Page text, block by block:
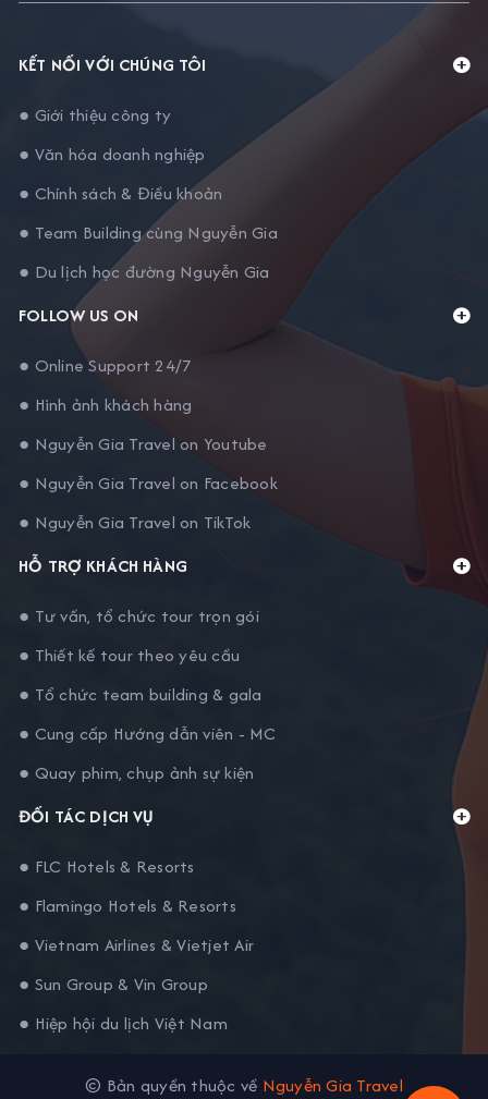
KẾT NỐI VỚI CHÚNG TÔI
● Giới thiệu công ty
● Văn hóa doanh nghiệp
● Chính sách & Điều khoản
● Team Building cùng Nguyễn Gia
● Du lịch học đường Nguyễn Gia
FOLLOW US ON
● Online Support 24/7
● Hình ảnh khách hàng
● Nguyễn Gia Travel on Youtube
● Nguyễn Gia Travel on Facebook
● Nguyễn Gia Travel on TikTok
HỖ TRỢ KHÁCH HÀNG
● Tư vấn, tổ chức tour trọn gói
● Thiết kế tour theo yêu cầu
● Tổ chức team building & gala
● Cung cấp Hướng dẫn viên - MC
● Quay phim, chụp ảnh sự kiện
ĐỐI TÁC DỊCH VỤ
● FLC Hotels & Resorts
● Flamingo Hotels & Resorts
● Vietnam Airlines & Vietjet Air
● Sun Group & Vin Group
● Hiệp hội du lịch Việt Nam
© Bản quyền thuộc về Nguyễn Gia Travel